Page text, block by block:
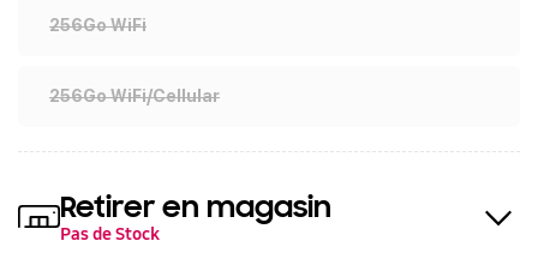
256Go WiFi
256Go WiFi/Cellular
Retirer en magasin
Pas de Stock